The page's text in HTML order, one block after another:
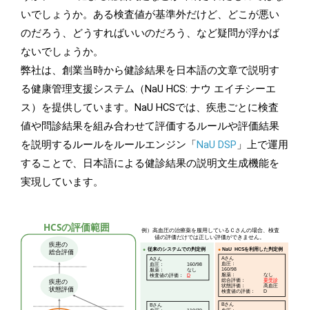
いでしょうか。ある検査値が基準外だけど、どこが悪い
のだろう、どうすればいいのだろう、など疑問が浮かば
ないでしょうか。
弊社は、創業当時から健診結果を日本語の文章で説明す
る健康管理支援システム（NaU HCS: ナウ エイチシーエ
ス）を提供しています。NaU HCSでは、疾患ごとに検査
値や問診結果を組み合わせて評価するルールや評価結果
を説明するルールをルールエンジン「NaU DSP 」上で運用
することで、日本語による健診結果の説明文生成機能を
実現しています。